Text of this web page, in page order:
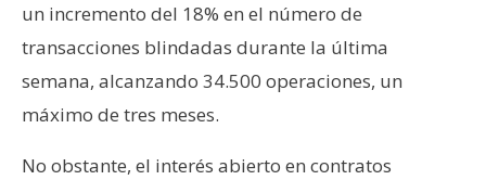
un incremento del 18% en el número de
transacciones blindadas durante la última
semana, alcanzando 34.500 operaciones, un
máximo de tres meses.
No obstante, el interés abierto en contratos